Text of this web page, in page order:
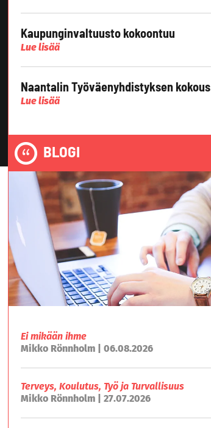
Kaupunginvaltuusto kokoontuu
Lue lisää
Naantalin Työväenyhdistyksen kokous
Lue lisää
BLOGI
Ei mikään ihme
Mikko Rönnholm | 06.08.2026
Terveys, Koulutus, Työ ja Turvallisuus
Mikko Rönnholm | 27.07.2026